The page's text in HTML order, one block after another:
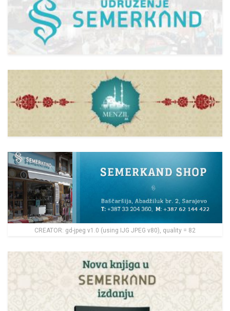
CREATOR: gd-jpeg v1.0 (using IJG JPEG v80), quality = 82